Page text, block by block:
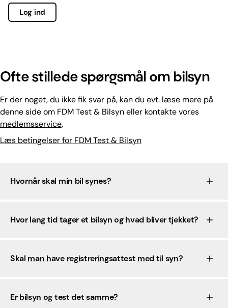
Log ind
Ofte stillede spørgsmål om bilsyn
Er der noget, du ikke fik svar på, kan du evt. læse mere på
denne side om FDM Test & Bilsyn eller kontakte vores
medlemsservice.
Læs betingelser for FDM Test & Bilsyn
Hvornår skal min bil synes?
Hvor lang tid tager et bilsyn og hvad bliver tjekket?
Skal man have registreringsattest med til syn?
Er bilsyn og test det samme?